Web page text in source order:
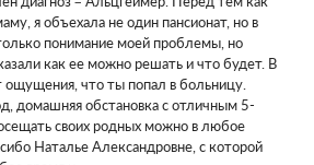
я объехала не один пансионат, но в
понимание моей проблемы, но
как ее можно решать и что будет. В
ощущения, что ты попал в больницу.
домашняя обстановка с отличным 5-
своих родных можно в любое
Наталье Александровне, с которой